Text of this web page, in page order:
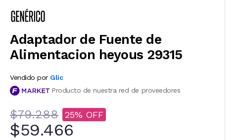
Adaptador de Fuente de
Alimentacion heyous 29315
Vendido por Glic
Producto de nuestra red de proveedores
$79.288 25
$59.466